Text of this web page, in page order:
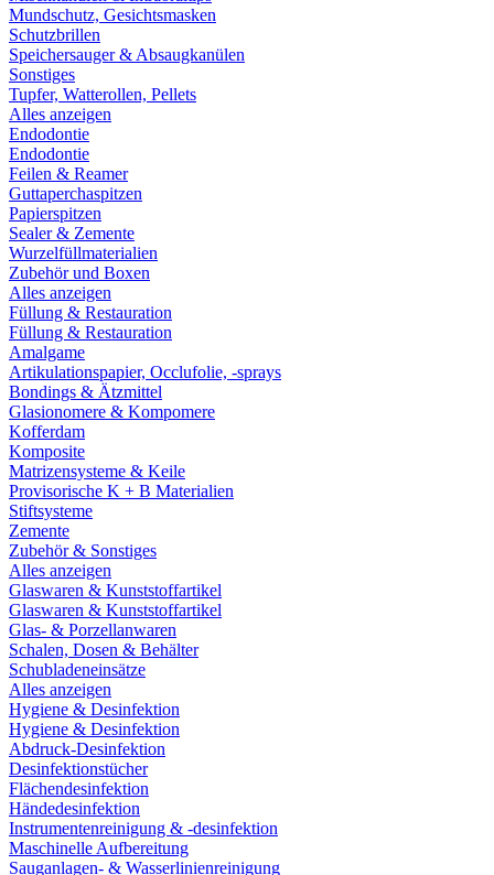
Mundschutz, Gesichtsmasken
Schutzbrillen
Speichersauger & Absaugkanülen
Sonstiges
Tupfer, Watterollen, Pellets
Alles anzeigen
Endodontie
Endodontie
Feilen & Reamer
Guttaperchaspitzen
Papierspitzen
Sealer & Zemente
Wurzelfüllmaterialien
Zubehör und Boxen
Alles anzeigen
Füllung & Restauration
Füllung & Restauration
Amalgame
Artikulationspapier, Occlufolie, -sprays
Bondings & Ätzmittel
Glasionomere & Kompomere
Kofferdam
Komposite
Matrizensysteme & Keile
Provisorische K + B Materialien
Stiftsysteme
Zemente
Zubehör & Sonstiges
Alles anzeigen
Glaswaren & Kunststoffartikel
Glaswaren & Kunststoffartikel
Glas- & Porzellanwaren
Schalen, Dosen & Behälter
Schubladeneinsätze
Alles anzeigen
Hygiene & Desinfektion
Hygiene & Desinfektion
Abdruck-Desinfektion
Desinfektionstücher
Flächendesinfektion
Händedesinfektion
Instrumentenreinigung & -desinfektion
Maschinelle Aufbereitung
Sauganlagen- & Wasserlinienreinigung